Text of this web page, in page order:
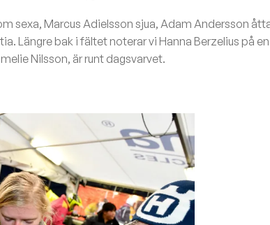
sexa, Marcus Adielsson sjua, Adam Andersson
Längre bak i fältet noterar vi Hanna Berzelius på
Nilsson, är runt dagsvarvet.